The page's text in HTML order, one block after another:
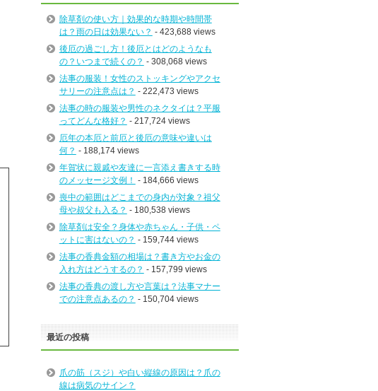
除草剤の使い方｜効果的な時期や時間帯
は？雨の日は効果ない？ - 423,688 views
後厄の過ごし方！後厄とはどのようなも
の？いつまで続くの？ - 308,068 views
法事の服装！女性のストッキングやアクセ
サリーの注意点は？ - 222,473 views
法事の時の服装や男性のネクタイは？平服
ってどんな格好？ - 217,724 views
厄年の本厄と前厄と後厄の意味や違いは
何？ - 188,174 views
年賀状に親戚や友達に一言添え書きする時
のメッセージ文例！ - 184,666 views
喪中の範囲はどこまでの身内が対象？祖父
母や叔父も入る？ - 180,538 views
除草剤は安全？身体や赤ちゃん・子供・ペ
ットに害はないの？ - 159,744 views
法事の香典金額の相場は？書き方やお金の
入れ方はどうするの？ - 157,799 views
法事の香典の渡し方や言葉は？法事マナー
での注意点あるの？ - 150,704 views
最近の投稿
爪の筋（スジ）や白い縦線の原因は？爪の
線は病気のサイン？